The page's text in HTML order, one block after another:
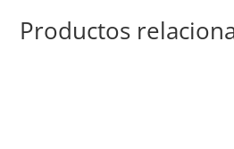
Productos